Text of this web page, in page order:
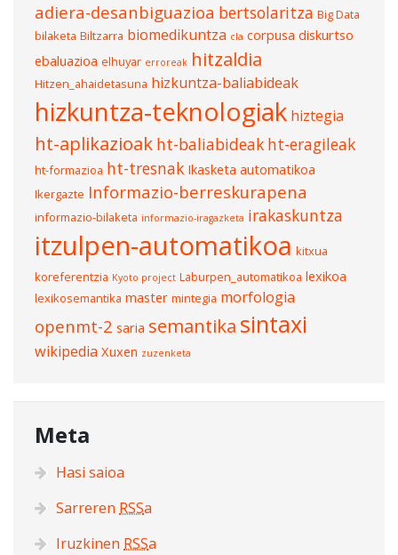
adiera-desanbiguazioa bertsolaritza Big Data
bilaketa Biltzarra biomedikuntza cla corpusa diskurtso
ebaluazioa elhuyar erroreak hitzaldia
Hitzen_ahaidetasuna hizkuntza-baliabideak
hizkuntza-teknologiak hiztegia
ht-aplikazioak ht-baliabideak ht-eragileak
ht-formazioa ht-tresnak Ikasketa automatikoa
Ikergazte Informazio-berreskurapena
informazio-bilaketa informazio-iragazketa irakaskuntza
itzulpen-automatikoa kitxua
koreferentzia Kyoto project Laburpen_automatikoa lexikoa
lexikosemantika master mintegia morfologia
openmt-2 saria semantika sintaxi
wikipedia Xuxen zuzenketa
Meta
Hasi saioa
Sarreren RSSa
Iruzkinen RSSa